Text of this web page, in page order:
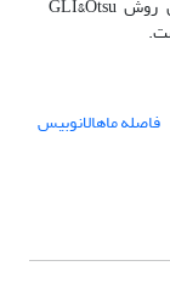
فاصله ماهالانوبیس